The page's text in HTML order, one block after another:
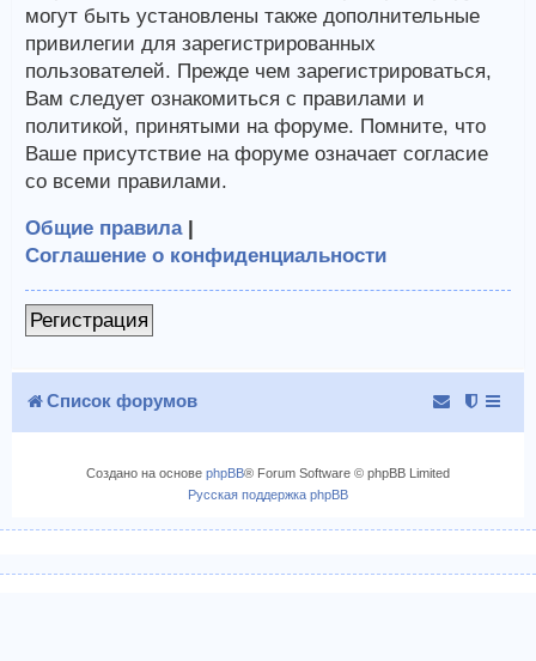
могут быть установлены также дополнительные
привилегии для зарегистрированных
пользователей. Прежде чем зарегистрироваться,
Вам следует ознакомиться с правилами и
политикой, принятыми на форуме. Помните, что
Ваше присутствие на форуме означает согласие
со всеми правилами.
Общие правила|
Соглашение о конфиденциальности
Регистрация
Список форумов
Создано на основе phpBB® Forum Software © phpBB Limited
Русская поддержка phpBB